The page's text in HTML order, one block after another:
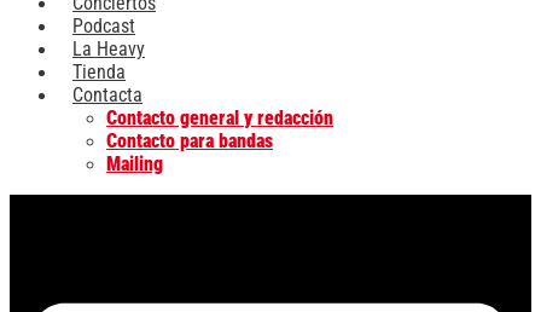
Podcast
La Heavy
Tienda
Contacta
Contacto general y redacción
Contacto para bandas
Mailing